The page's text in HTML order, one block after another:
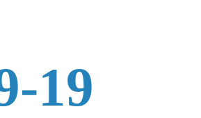
19